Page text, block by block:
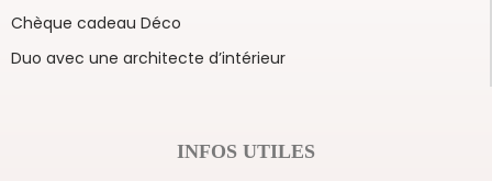
Chèque cadeau Déco
Duo avec une architecte d’intérieur
INFOS UTILES